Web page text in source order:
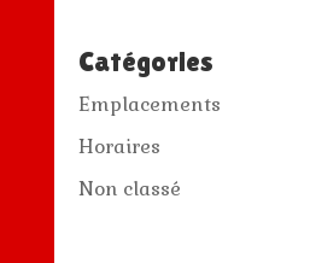
Catégories
Emplacements
Horaires
Non classé